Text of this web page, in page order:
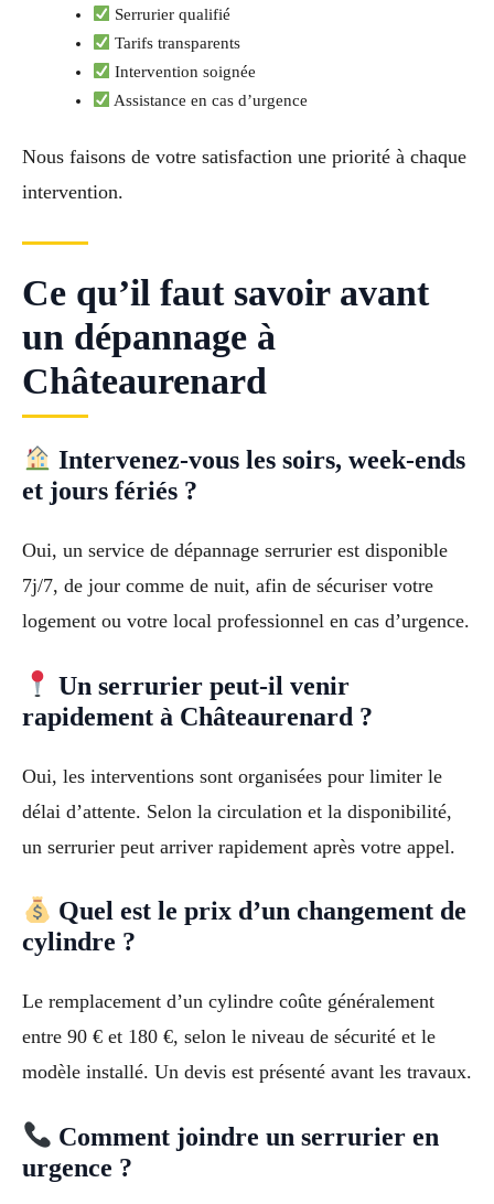
Serrurier qualifié
Tarifs transparents
Intervention soignée
Assistance en cas d’urgence
Nous faisons de votre satisfaction une priorité à chaque
intervention.
Ce qu’il faut savoir avant
un dépannage à
Châteaurenard
Intervenez-vous les soirs, week-ends
et jours fériés ?
Oui, un service de dépannage serrurier est disponible
7j/7, de jour comme de nuit, afin de sécuriser votre
logement ou votre local professionnel en cas d’urgence.
Un serrurier peut-il venir
rapidement à Châteaurenard ?
Oui, les interventions sont organisées pour limiter le
délai d’attente. Selon la circulation et la disponibilité,
un serrurier peut arriver rapidement après votre appel.
Quel est le prix d’un changement de
cylindre ?
Le remplacement d’un cylindre coûte généralement
entre 90 € et 180 €, selon le niveau de sécurité et le
modèle installé. Un devis est présenté avant les travaux.
Comment joindre un serrurier en
urgence ?